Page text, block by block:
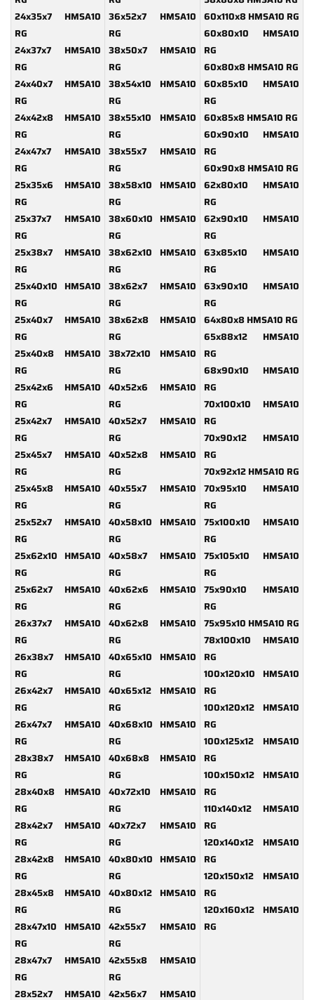
24x35x7 HMSA10
RG
24x37x7 HMSA10
RG
24x40x7 HMSA10
RG
24x42x8 HMSA10
RG
24x47x7 HMSA10
RG
25x35x6 HMSA10
RG
25x37x7 HMSA10
RG
25x38x7 HMSA10
RG
25x40x10 HMSA10
RG
25x40x7 HMSA10
RG
25x40x8 HMSA10
RG
25x42x6 HMSA10
RG
25x42x7 HMSA10
RG
25x45x7 HMSA10
RG
25x45x8 HMSA10
RG
25x52x7 HMSA10
RG
25x62x10 HMSA10
RG
25x62x7 HMSA10
RG
26x37x7 HMSA10
RG
26x38x7 HMSA10
RG
26x42x7 HMSA10
RG
26x47x7 HMSA10
RG
28x38x7 HMSA10
RG
28x40x8 HMSA10
RG
28x42x7 HMSA10
RG
28x42x8 HMSA10
RG
28x45x8 HMSA10
RG
28x47x10 HMSA10
RG
28x47x7 HMSA10
RG
28x52x7 HMSA10
36x52x7 HMSA10
RG
38x50x7 HMSA10
RG
38x54x10 HMSA10
RG
38x55x10 HMSA10
RG
38x55x7 HMSA10
RG
38x58x10 HMSA10
RG
38x60x10 HMSA10
RG
38x62x10 HMSA10
RG
38x62x7 HMSA10
RG
38x62x8 HMSA10
RG
38x72x10 HMSA10
RG
40x52x6 HMSA10
RG
40x52x7 HMSA10
RG
40x52x8 HMSA10
RG
40x55x7 HMSA10
RG
40x58x10 HMSA10
RG
40x58x7 HMSA10
RG
40x62x6 HMSA10
RG
40x62x8 HMSA10
RG
40x65x10 HMSA10
RG
40x65x12 HMSA10
RG
40x68x10 HMSA10
RG
40x68x8 HMSA10
RG
40x72x10 HMSA10
RG
40x72x7 HMSA10
RG
40x80x10 HMSA10
RG
40x80x12 HMSA10
RG
42x55x7 HMSA10
RG
42x55x8 HMSA10
RG
42x56x7 HMSA10
60x110x8 HMSA10 RG
60x80x10 HMSA10
RG
60x80x8 HMSA10 RG
60x85x10 HMSA10
RG
60x85x8 HMSA10 RG
60x90x10 HMSA10
RG
60x90x8 HMSA10 RG
62x80x10 HMSA10
RG
62x90x10 HMSA10
RG
63x85x10 HMSA10
RG
63x90x10 HMSA10
RG
64x80x8 HMSA10 RG
65x88x12 HMSA10
RG
68x90x10 HMSA10
RG
70x100x10 HMSA10
RG
70x90x12 HMSA10
RG
70x92x12 HMSA10 RG
70x95x10 HMSA10
RG
75x100x10 HMSA10
RG
75x105x10 HMSA10
RG
75x90x10 HMSA10
RG
75x95x10 HMSA10 RG
78x100x10 HMSA10
RG
100x120x10 HMSA10
RG
100x120x12 HMSA10
RG
100x125x12 HMSA10
RG
100x150x12 HMSA10
RG
110x140x12 HMSA10
RG
120x140x12 HMSA10
RG
120x150x12 HMSA10
RG
120x160x12 HMSA10
RG